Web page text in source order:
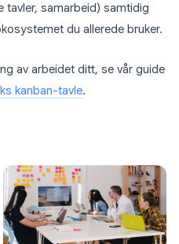
tavler, samarbeid) samtidig
du allerede bruker.
av arbeidet ditt, se vår guide
kanban-tavle.